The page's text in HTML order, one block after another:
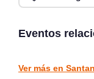
Eventos
Sarón
Ver más en